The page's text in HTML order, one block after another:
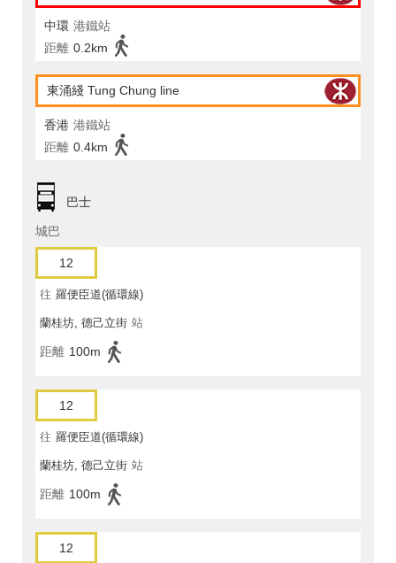
中環 港鐵站
距離 0.2km
東涌綫 Tung Chung line
香港 港鐵站
距離 0.4km
巴士
城巴
12
往 羅便臣道(循環線)
蘭桂坊, 德己立街 站
距離 100m
12
往 羅便臣道(循環線)
蘭桂坊, 德己立街 站
距離 100m
12